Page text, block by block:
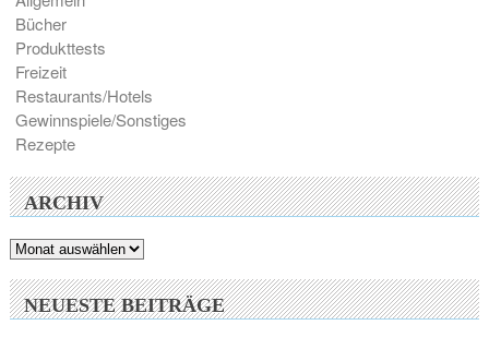
Bücher
Produkttests
Freizeit
Restaurants/Hotels
Gewinnspiele/Sonstiges
Rezepte
ARCHIV
Archiv
NEUESTE BEITRÄGE